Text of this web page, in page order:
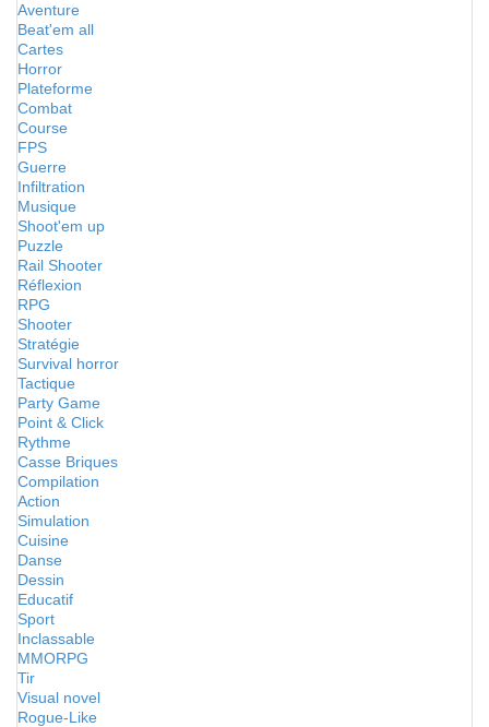
Aventure
Beat'em all
Cartes
Horror
Plateforme
Combat
Course
FPS
Guerre
Infiltration
Musique
Shoot'em up
Puzzle
Rail Shooter
Réflexion
RPG
Shooter
Stratégie
Survival horror
Tactique
Party Game
Point & Click
Rythme
Casse Briques
Compilation
Action
Simulation
Cuisine
Danse
Dessin
Educatif
Sport
Inclassable
MMORPG
Tir
Visual novel
Rogue-Like